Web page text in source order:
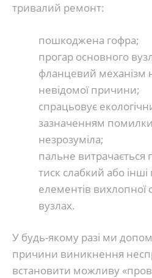
тривалий ремонт:
пошкоджена гофра;
прогар основного
фланцевий механізм
невідомої причини;
спрацьовує
зазначенням
незрозуміла;
пальне витрачається
тиск слабкий або
елементів вихлопної
вузлах.
У будь-якому разі ми
причини виникнення
встановити можливу